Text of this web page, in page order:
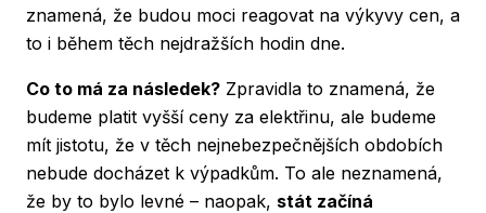
znamená, že budou moci reagovat na výkyvy cen, a
to i během těch nejdražších hodin dne.
Co to má za následek? Zpravidla to znamená, že
budeme platit vyšší ceny za elektřinu, ale budeme
mít jistotu, že v těch nejnebezpečnějších obdobích
nebude docházet k výpadkům. To ale neznamená,
že by to bylo levné – naopak, stát začíná